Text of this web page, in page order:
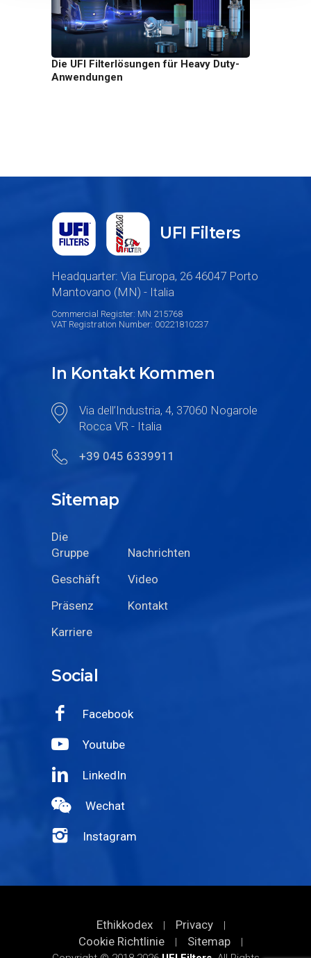
Die UFI Filterlösungen für Heavy Duty-
Anwendungen
UFI Filters
Headquarter: Via Europa, 26 46047 Porto
Mantovano (MN) - Italia
Commercial Register: MN 215768
VAT Registration Number: 00221810237
In Kontakt Kommen
Via dell’Industria, 4, 37060 Nogarole
Rocca VR - Italia
+39 045 6339911
Sitemap
Die
Gruppe
Nachrichten
Geschäft
Video
Präsenz
Kontakt
Karriere
Social
Facebook
Youtube
LinkedIn
Wechat
Instagram
Ethikkodex | Privacy |
Cookie Richtlinie | Sitemap
|